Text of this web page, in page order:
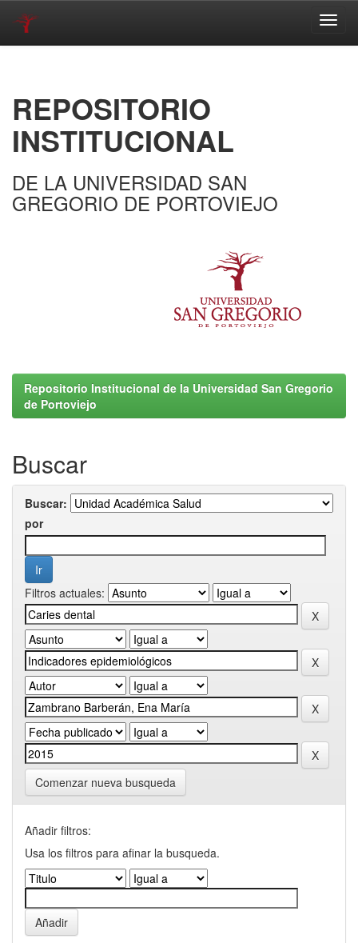
REPOSITORIO
INSTITUCIONAL
DE LA UNIVERSIDAD SAN
GREGORIO DE PORTOVIEJO
Repositorio Institucional de la Universidad San Gregorio
de Portoviejo
Buscar
Buscar:
por
Filtros actuales:
Comenzar nueva busqueda
Añadir filtros:
Usa los filtros para afinar la busqueda.